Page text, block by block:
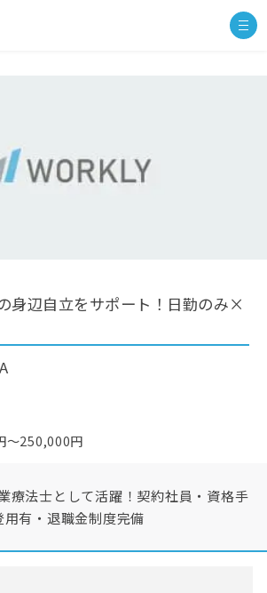
身辺自立をサポート！日勤のみ×
～250,000円
療法士として活躍！契約社員・資格手
有・退職金制度完備